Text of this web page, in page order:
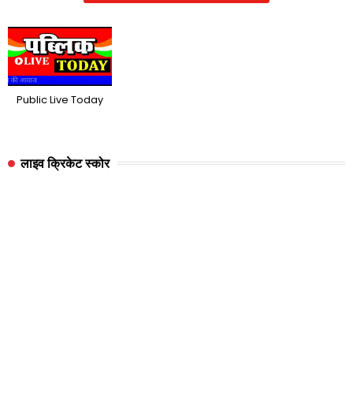
Public Live Today
लाइव क्रिकेट स्कोर